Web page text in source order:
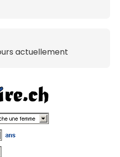
actuellement